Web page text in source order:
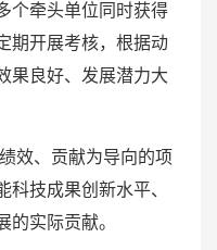
牵头单位同时获得
期开展考核，根据动
果良好、发展潜力大
、贡献为导向的项
科技成果创新水平、
的实际贡献。